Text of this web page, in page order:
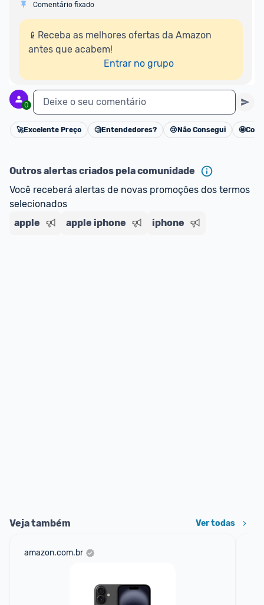
Comentário fixado
📱Receba as melhores ofertas da Amazon
antes que acabem!
Entrar no grupo
0 Deixe o seu comentário
Cancelar
🚀Excelente Preço 🧐Entendedores? 😢 Não Consegui 🤩
Outros alertas criados pela comunidade
Você receberá alertas de novas promoções dos termos
selecionados
apple
apple iphone iphone
Veja também Ver todas
amazon.com.br